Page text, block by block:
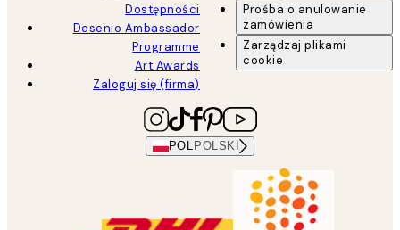
Dostępności
Desenio Ambassador
Programme
Art Awards
Zaloguj się (firma)
Prośba o anulowanie
zamówienia
Zarządzaj plikami
cookie
POL POLSKI